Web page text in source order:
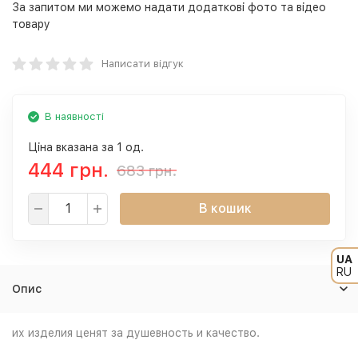
UA
RU
За запитом ми можемо надати додаткові фото та відео
товару
Написати відгук
В наявності
Ціна вказана за 1 од.
444 грн. 683 грн.
В кошик
Опис
их изделия ценят за душевность и качество.